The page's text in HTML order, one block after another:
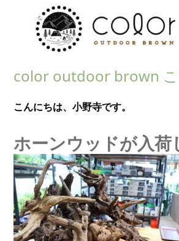
color outdoor brown こ
こんにちは、小野寺です。
ホーンウッドが入荷